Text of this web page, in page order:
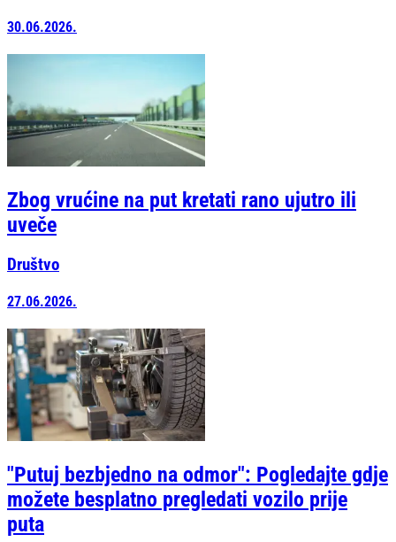
30.06.2026.
Zbog vrućine na put kretati rano ujutro ili
uveče
Društvo
27.06.2026.
"Putuj bezbjedno na odmor": Pogledajte gdje
možete besplatno pregledati vozilo prije
puta